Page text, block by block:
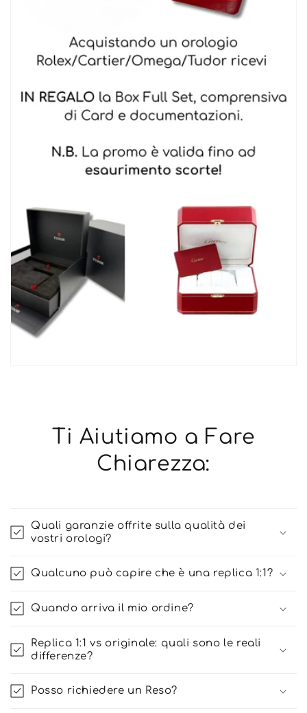
Ti Aiutiamo a Fare
Chiarezza:
Quali garanzie offrite sulla qualità dei
vostri orologi?
Qualcuno può capire che è una replica 1:1?
Quando arriva il mio ordine?
Replica 1:1 vs originale: quali sono le reali
differenze?
Posso richiedere un Reso?